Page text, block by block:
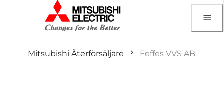
Mitsubishi Återförsäljare Feffes VVS AB